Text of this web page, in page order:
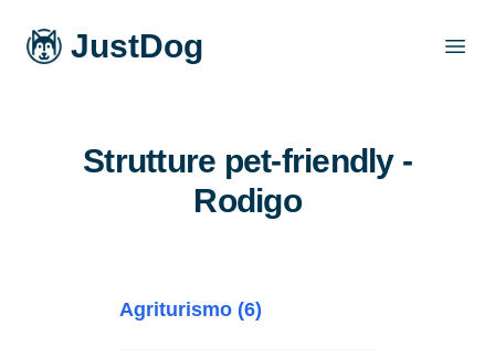
JustDog
Strutture pet-friendly -
Rodigo
Agriturismo (6)